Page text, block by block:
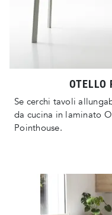
OTELLO
Se cerchi tavoli
da cucina in laminato
Pointhouse.